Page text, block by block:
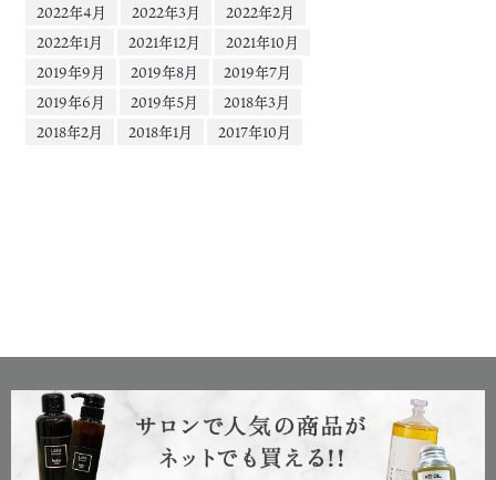
2022年4月
2022年3月
2022年2月
2022年1月
2021年12月
2021年10月
2019年9月
2019年8月
2019年7月
2019年6月
2019年5月
2018年3月
2018年2月
2018年1月 2017年10月